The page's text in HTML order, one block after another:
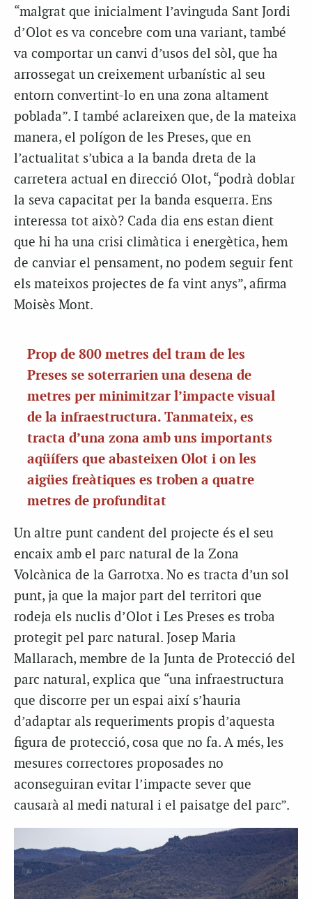
“malgrat que inicialment l’avinguda Sant Jordi
d’Olot es va concebre com una variant, també
va comportar un canvi d’usos del sòl, que ha
arrossegat un creixement urbanístic al seu
entorn convertint-lo en una zona altament
poblada”. I també aclareixen que, de la mateixa
manera, el polígon de les Preses, que en
l’actualitat s’ubica a la banda dreta de la
carretera actual en direcció Olot, “podrà doblar
la seva capacitat per la banda esquerra. Ens
interessa tot això? Cada dia ens estan dient
que hi ha una crisi climàtica i energètica, hem
de canviar el pensament, no podem seguir fent
els mateixos projectes de fa vint anys”, afirma
Moisès Mont.
Prop de 800 metres del tram de les
Preses se soterrarien una desena de
metres per minimitzar l’impacte visual
de la infraestructura. Tanmateix, es
tracta d’una zona amb uns importants
aqüífers que abasteixen Olot i on les
aigües freàtiques es troben a quatre
metres de profunditat
Un altre punt candent del projecte és el seu
encaix amb el parc natural de la Zona
Volcànica de la Garrotxa. No es tracta d’un sol
punt, ja que la major part del territori que
rodeja els nuclis d’Olot i Les Preses es troba
protegit pel parc natural. Josep Maria
Mallarach, membre de la Junta de Protecció del
parc natural, explica que “una infraestructura
que discorre per un espai així s’hauria
d’adaptar als requeriments propis d’aquesta
figura de protecció, cosa que no fa. A més, les
mesures correctores proposades no
aconseguiran evitar l’impacte sever que
causarà al medi natural i el paisatge del parc”.